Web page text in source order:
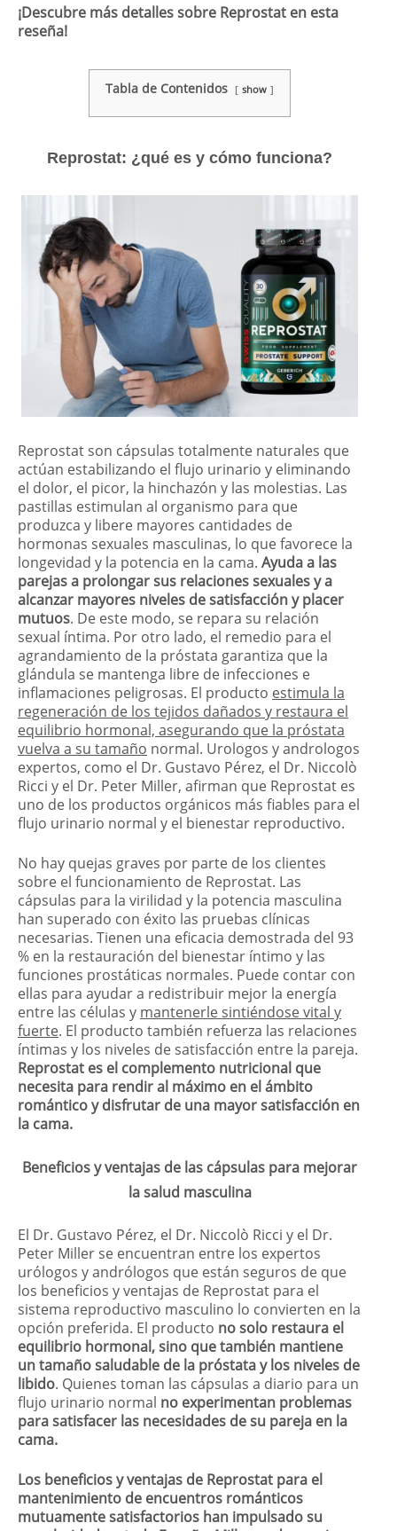
¡Descubre más detalles sobre Reprostat en esta
reseña!
Tabla de Contenidos show
Reprostat: ¿qué es y cómo funciona?
Reprostat son cápsulas totalmente naturales que
actúan estabilizando el flujo urinario y eliminando
el dolor, el picor, la hinchazón y las molestias. Las
pastillas estimulan al organismo para que
produzca y libere mayores cantidades de
hormonas sexuales masculinas, lo que favorece la
longevidad y la potencia en la cama. Ayuda a las
parejas a prolongar sus relaciones sexuales y a
alcanzar mayores niveles de satisfacción y placer
mutuos. De este modo, se repara su relación
sexual íntima. Por otro lado, el remedio para el
agrandamiento de la próstata garantiza que la
glándula se mantenga libre de infecciones e
inflamaciones peligrosas. El producto estimula la
regeneración de los tejidos dañados y restaura el
equilibrio hormonal, asegurando que la próstata
vuelva a su tamaño normal. Urologos y andrologos
expertos, como el Dr. Gustavo Pérez, el Dr. Niccolò
Ricci y el Dr. Peter Miller, afirman que Reprostat es
uno de los productos orgánicos más fiables para el
flujo urinario normal y el bienestar reproductivo.
No hay quejas graves por parte de los clientes
sobre el funcionamiento de Reprostat. Las
cápsulas para la virilidad y la potencia masculina
han superado con éxito las pruebas clínicas
necesarias. Tienen una eficacia demostrada del 93
% en la restauración del bienestar íntimo y las
funciones prostáticas normales. Puede contar con
ellas para ayudar a redistribuir mejor la energía
entre las células y mantenerle sintiéndose vital y
fuerte. El producto también refuerza las relaciones
íntimas y los niveles de satisfacción entre la pareja.
Reprostat es el complemento nutricional que
necesita para rendir al máximo en el ámbito
romántico y disfrutar de una mayor satisfacción en
la cama.
Beneficios y ventajas de las cápsulas para mejorar
la salud masculina
El Dr. Gustavo Pérez, el Dr. Niccolò Ricci y el Dr.
Peter Miller se encuentran entre los expertos
urólogos y andrólogos que están seguros de que
los beneficios y ventajas de Reprostat para el
sistema reproductivo masculino lo convierten en la
opción preferida. El producto no solo restaura el
equilibrio hormonal, sino que también mantiene
un tamaño saludable de la próstata y los niveles de
libido. Quienes toman las cápsulas a diario para un
flujo urinario normal no experimentan problemas
para satisfacer las necesidades de su pareja en la
cama.
Los beneficios y ventajas de Reprostat para el
mantenimiento de encuentros románticos
mutuamente satisfactorios han impulsado su